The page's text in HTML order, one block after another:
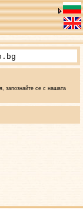
запознайте се с нашата